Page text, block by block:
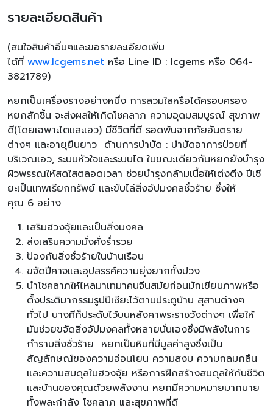
รายละเอียดสินค้า
(สนใจสินค้าอื่นๆและขอรายละเอียดเพิ่ม
ได้ที่ www.lcgems.net หรือ Line ID : lcgems หรือ 064-
3821789)
หยกเป็นเครื่องรางอย่างหนึ่ง การสวมใสหรือได้ครอบครอง
หยกสักชิ้น จะส่งผลให้เกิดโชคลาภ ความอุดมสมบูรณ์ สุขภาพ
ดี(โดยเฉพาะไตและเอว) มีชีวิตที่ดี รอดพ้นจากภัยอันตราย
ต่างๆ และอายุยืนยาว ด้านการบำบัด : บำบัดอาการป่วยที่
บริเวณเอว, ระบบหัวใจและระบบไต ในขณะเดียวกันหยกยังบำรุง
ผิวพรรณให้สดใสตลอดเวลา ช่วยบำรุงกล้ามเนื้อให้เต่งตึง ปีเซี
ยะเป็นเทพเรียกทรัพย์ และขับไล่สิ่งอัปมงคลชั่วร้าย ซึ่งให้
คุณ 6 อย่าง
เสริมฮวงจุ้ยและเป็นสิ่งมงคล
ส่งเสริมความมั่งคั่งร่ำรวย
ป้องกันสิ่งชั่วร้ายในบ้านเรือน
ขจัดปีศาจและอุปสรรค์ความยุ่งยากทั้งปวง
นำโชคลาภให้ไหลมาเทมาคนจีนสมัยก่อนมักเขียนภาพหรือ
ตั้งประติมากรรมรูปปีเซียะไว้ตามประตูบ้าน สุสานต่างๆ
ทั่วไป บางทีก็ประดับไว้บนหลังคาพระราชวังต่างๆ เพื่อให้
มันช่วยขจัดสิ่งอัปมงคลทั้งหลายนั่นเองซึ่งมีพลังในการ
กำราบสิ่งชั่วร้าย หยกเป็นหินที่มีมูลค่าสูงซึ่งเป็น
สัญลักษณ์ของความอ่อนโยน ความสงบ ความกลมกลืน
และความสมดุลในฮวงจุ้ย หรือการฝึกสร้างสมดุลให้กับชีวิต
และบ้านของคุณด้วยพลังงาน หยกมีความหมายมากมาย
ทั้งพละกำลัง โชคลาภ และสุขภาพที่ดี